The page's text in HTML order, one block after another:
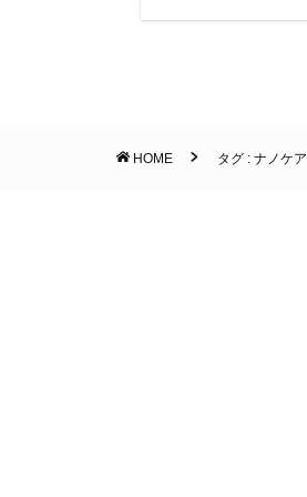
HOME タグ : ナノケア